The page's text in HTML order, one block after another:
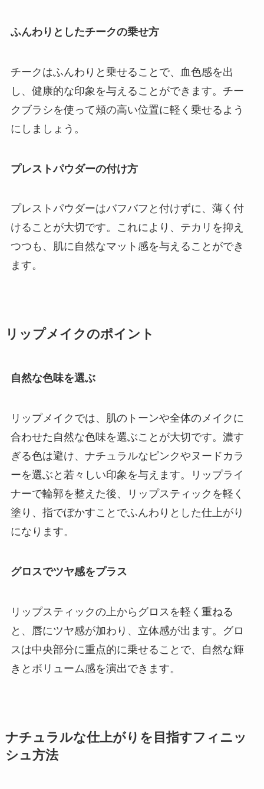
ふんわりとしたチークの乗せ方
チークはふんわりと乗せることで、血色感を出
し、健康的な印象を与えることができます。チー
クブラシを使って頬の高い位置に軽く乗せるよう
にしましょう。
プレストパウダーの付け方
プレストパウダーはバフバフと付けずに、薄く付
けることが大切です。これにより、テカリを抑え
つつも、肌に自然なマット感を与えることができ
ます。
リップメイクのポイント
自然な色味を選ぶ
リップメイクでは、肌のトーンや全体のメイクに
合わせた自然な色味を選ぶことが大切です。濃す
ぎる色は避け、ナチュラルなピンクやヌードカラ
ーを選ぶと若々しい印象を与えます。リップライ
ナーで輪郭を整えた後、リップスティックを軽く
塗り、指でぼかすことでふんわりとした仕上がり
になります。
グロスでツヤ感をプラス
リップスティックの上からグロスを軽く重ねる
と、唇にツヤ感が加わり、立体感が出ます。グロ
スは中央部分に重点的に乗せることで、自然な輝
きとボリューム感を演出できます。
ナチュラルな仕上がりを目指すフィニッ
シュ方法